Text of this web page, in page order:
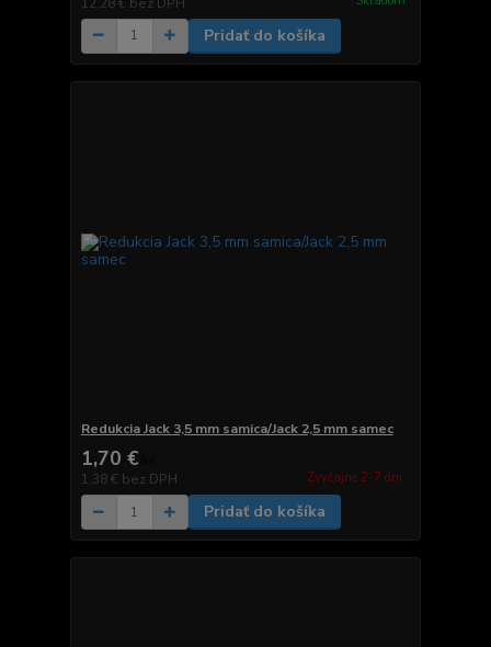
Pridať do košíka
Redukcia Jack 3,5 mm samica/Jack 2,5 mm samec
1,70 €
1,38 € bez DPH Zvyčajne 2-7 dni.
Pridať do košíka